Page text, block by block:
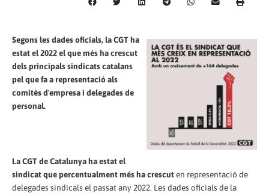
Segons les dades oficials, la CGT ha
estat el 2022 el que més ha crescut
dels principals sindicats catalans
pel que fa a representació als
comitès d'empresa i delegades de
personal.
La CGT de Catalunya ha estat el
sindicat que percentualment més ha crescuten representació de
delegades sindicals el passat any 2022. Les dades oficials de la